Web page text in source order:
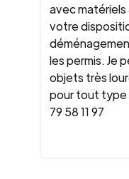
avec matériels
votre
les permis. Je
objets très
pour tout type
79 58 11 97